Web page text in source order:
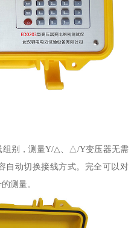
组别，测量Y/△、△/Y变压器无需
自动切换接线方式。完全可以对
测量。